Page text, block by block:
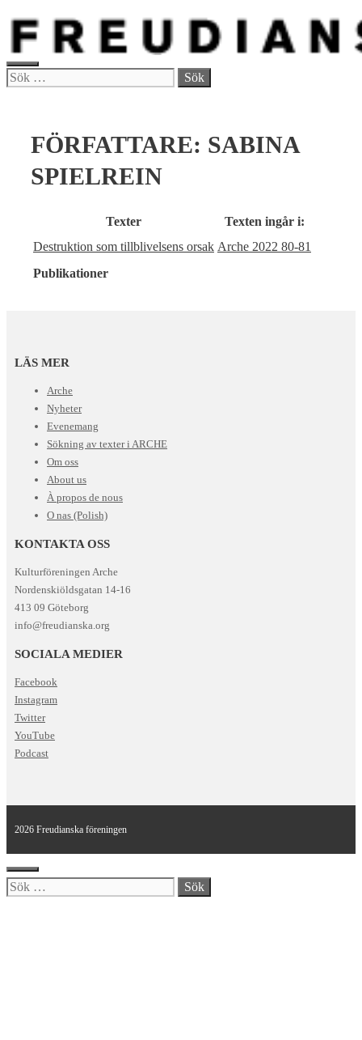
Hoppa
innehåll
MENY
Sök
FÖRFATTARE: SABINA
SPIELREIN
Texter
Texten ingår i:
Destruktion som tillblivelsens orsak Arche 2022 80-81
Publikationer
LÄS MER
Arche
Nyheter
Evenemang
Sökning av texter i ARCHE
Om oss
About us
À propos de nous
O nas (Polish)
KONTAKTA OSS
Kulturföreningen Arche
Nordenskiöldsgatan 14-16
413 09 Göteborg
info@freudianska.org
SOCIALA MEDIER
Facebook
Instagram
Twitter
YouTube
Podcast
2026 Freudianska föreningen
Stäng
Sök